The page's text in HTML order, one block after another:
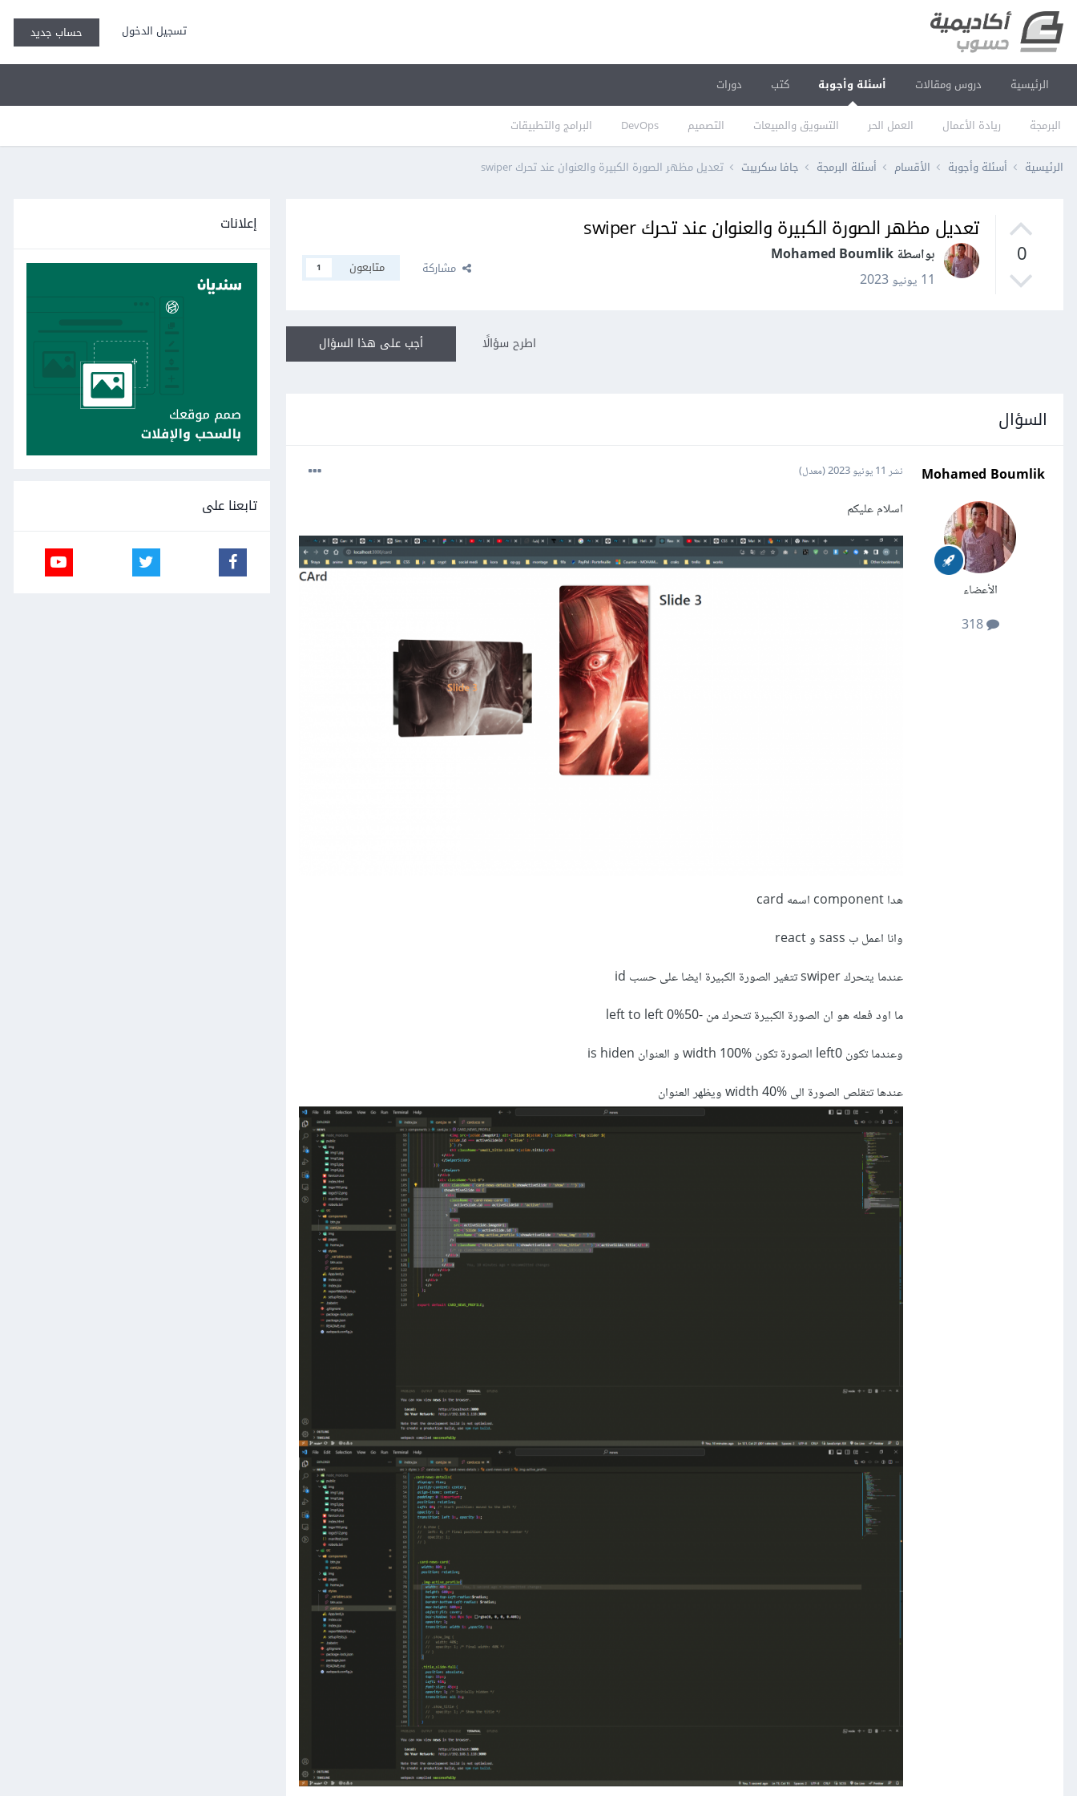
تسجيل الدخول حساب جديد
الرئيسية دروس ومقالات أسئلة وأجوبة
البرمجة ريادة الأعمال العمل الحر التسويق والمبيعات التصميم DevOps البرامج والتطبيقات
كتب دورات
الرئيسية أسئلة وأجوبة الأقسام أسئلة البرمجة جافا سكريبت تعديل مظهر الصورة الكبيرة والعنوان عند تحرك swiper
0
تعديل مظهر الصورة الكبيرة والعنوان عند تحرك swiper
بواسطة Mohamed Boumlik
11 يونيو 2023
مشاركة متابعون 1
أجب على هذا السؤال اطرح سؤالًا
السؤال
Mohamed Boumlik
الأعضاء
318
نشر 11 يونيو 2023 (معدل)
اسلام عليكم
هدا component اسمه card
وانا اعمل ب sass و react
عندما يتحرك swiper تتغير الصورة الكبيرة ايضا على حسب id
ما اود فعله هو ان الصورة الكبيرة تتحرك من -50%left to left 0
وعندما تكون left0 الصورة تكون width 100% و العنوان is hiden
عندها تتقلص الصورة الى width 40% ويظهر العنوان
إعلانات
تابعنا على